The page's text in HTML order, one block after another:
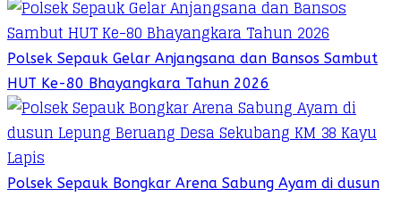
Polsek Sepauk Gelar Anjangsana dan Bansos Sambut
HUT Ke-80 Bhayangkara Tahun 2026
Polsek Sepauk Bongkar Arena Sabung Ayam di dusun